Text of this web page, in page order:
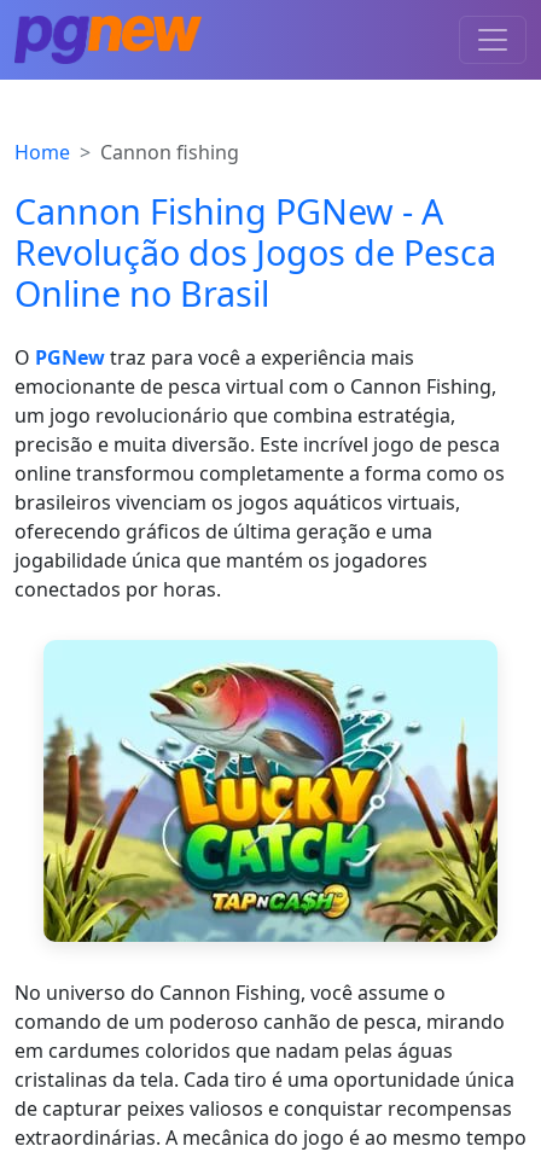
Home Cannon fishing
Cannon Fishing PGNew - A
Revolução dos Jogos de Pesca
Online no Brasil
O PGNewtraz para você a experiência mais
emocionante de pesca virtual com o Cannon Fishing,
um jogo revolucionário que combina estratégia,
precisão e muita diversão. Este incrível jogo de pesca
online transformou completamente a forma como os
brasileiros vivenciam os jogos aquáticos virtuais,
oferecendo gráficos de última geração e uma
jogabilidade única que mantém os jogadores
conectados por horas.
No universo do Cannon Fishing, você assume o
comando de um poderoso canhão de pesca, mirando
em cardumes coloridos que nadam pelas águas
cristalinas da tela. Cada tiro é uma oportunidade única
de capturar peixes valiosos e conquistar recompensas
extraordinárias. A mecânica do jogo é ao mesmo tempo